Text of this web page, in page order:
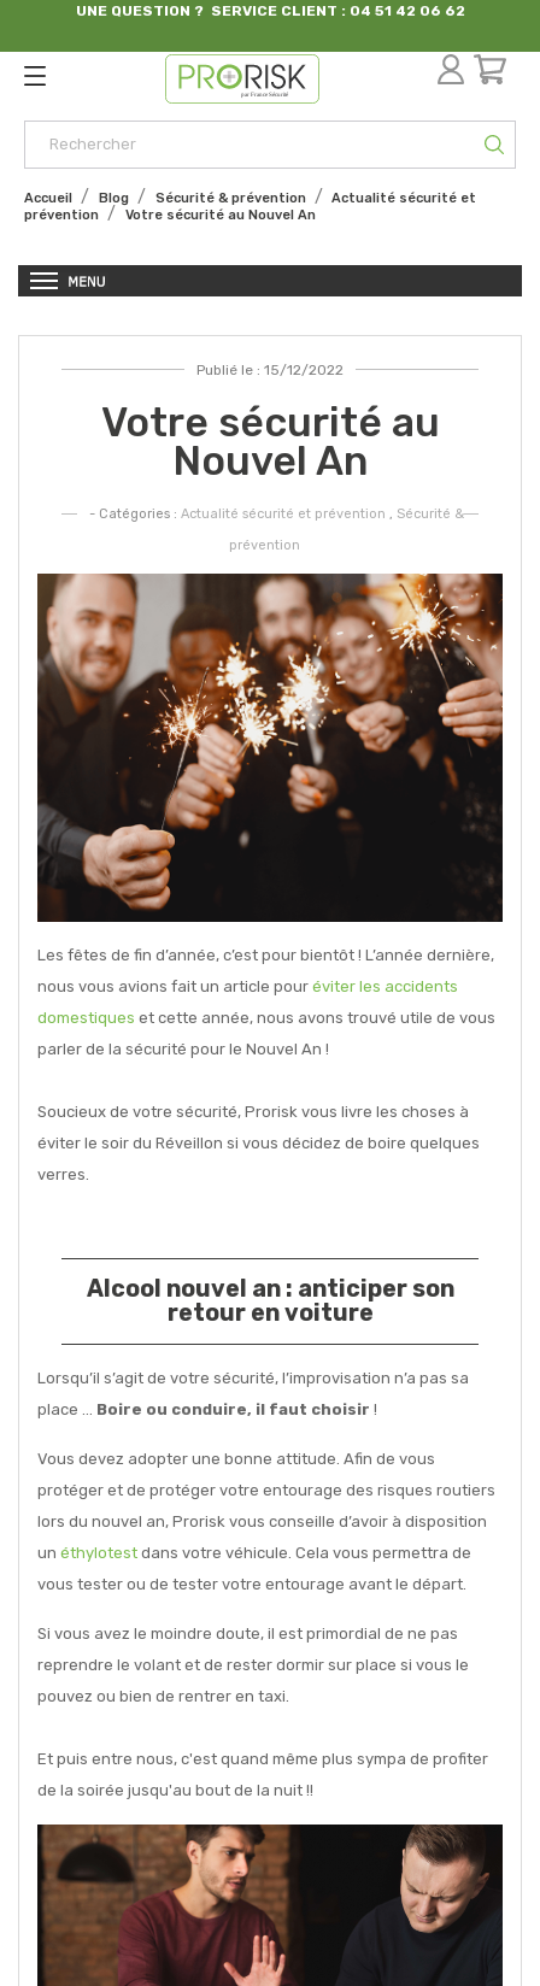
UNE QUESTION ? SERVICE CLIENT : 04 51 42 06 62
par France Sécurité
Accueil Blog Sécurité & prévention
Actualité sécurité et
prévention
Votre sécurité au Nouvel An
Publié le : 15/12/2022
Votre sécurité au
Nouvel An
- Catégories : Actualité sécurité et prévention , Sécurité &
prévention
Les fêtes de fin d’année, c’est pour bientôt ! L’année dernière,
nous vous avions fait un article pour éviter les accidents
domestiques et cette année, nous avons trouvé utile de vous
parler de la sécurité pour le Nouvel An !
Soucieux de votre sécurité, Prorisk vous livre les choses à
éviter le soir du Réveillon si vous décidez de boire quelques
verres.
Alcool nouvel an : anticiper son
retour en voiture
Lorsqu’il s’agit de votre sécurité, l’improvisation n’a pas sa
place … Boire ou conduire, il faut choisir !
Vous devez adopter une bonne attitude. Afin de vous
protéger et de protéger votre entourage des risques routiers
lors du nouvel an, Prorisk vous conseille d’avoir à disposition
un éthylotest dans votre véhicule. Cela vous permettra de
vous tester ou de tester votre entourage avant le départ.
Si vous avez le moindre doute, il est primordial de ne pas
reprendre le volant et de rester dormir sur place si vous le
pouvez ou bien de rentrer en taxi.
Et puis entre nous, c'est quand même plus sympa de profiter
de la soirée jusqu'au bout de la nuit !!